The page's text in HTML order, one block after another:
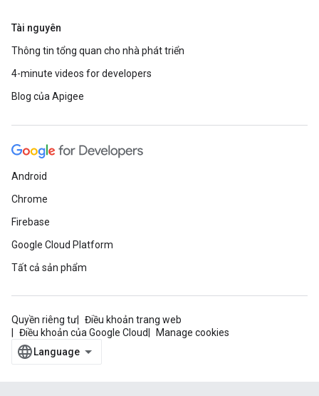
Tài nguyên
Thông tin tổng quan cho nhà phát triển
4-minute videos for developers
Blog của Apigee
Android
Chrome
Firebase
Google Cloud Platform
Tất cả sản phẩm
Quyền riêng tư
Điều khoản trang web
Điều khoản của Google Cloud
Manage cookies